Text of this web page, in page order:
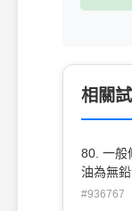
相關
80. 一般修籬機使用的小型引擎，使用的燃
油為無
#936767